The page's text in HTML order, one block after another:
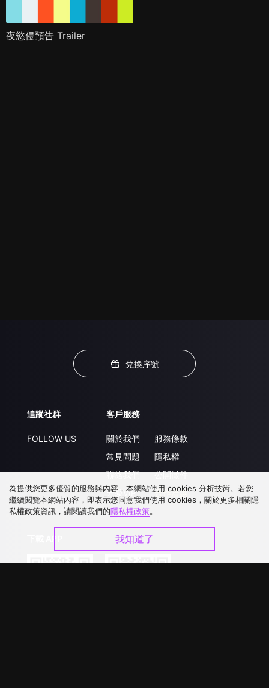
夜慾侵預告 Trailer
兌換序號
追蹤社群
FOLLOW US
客戶服務
關於我們
常見問題
聯絡我們
升級VIP
服務條款
隱私權
公開徵件
合作洽談
為提供您更多優質的服務與內容，本網站使用 cookies 分析技術。若您
繼續閱覽本網站內容，即表示您同意我們使用 cookies，關於更多相關隱
私權政策資訊，請閱讀我們的隱私權政策。
我知道了